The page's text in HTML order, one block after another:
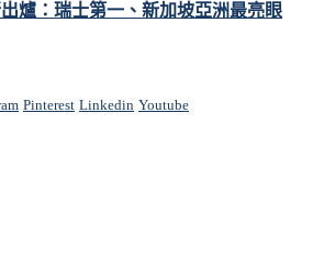
爐：瑞士第一、新加坡亞洲最亮眼
Pinterest Linkedin Youtube